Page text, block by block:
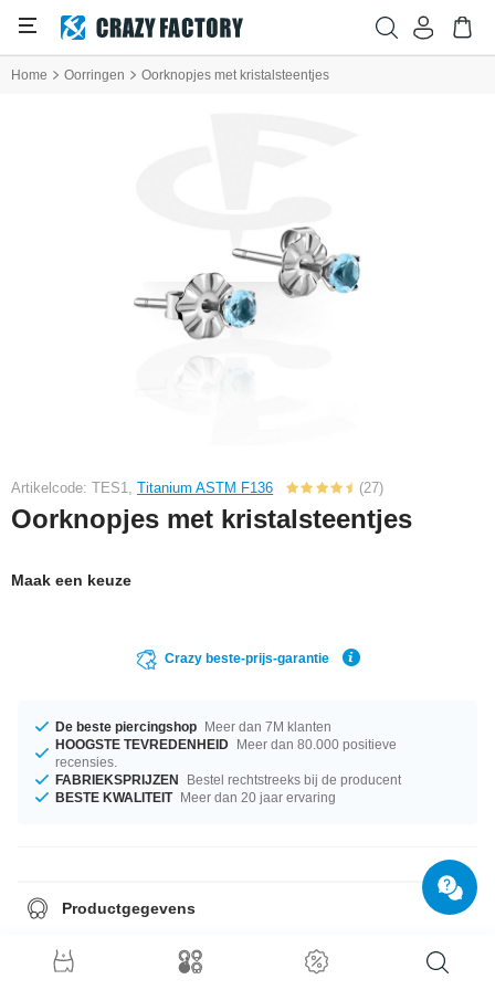
Home Oorringen Oorknopjes met kristalsteentjes
Artikelcode: TES1, Titanium ASTM F136 (27)
Oorknopjes met kristalsteentjes
Maak een keuze
Crazy beste-prijs-garantie
De beste piercingshop Meer dan 7M klanten
HOOGSTE TEVREDENHEID Meer dan 80.000 positieve
recensies.
FABRIEKSPRIJZEN
Bestel rechtstreeks bij de producent
BESTE KWALITEIT Meer dan 20 jaar ervaring
Productgegevens